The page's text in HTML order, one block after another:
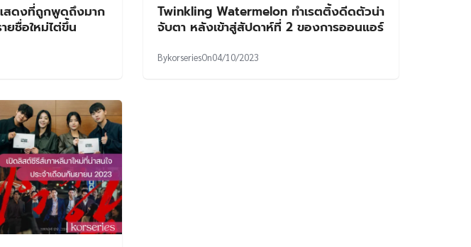
สดงที่ถูกพูดถึงมาก
ชื่อใหม่ไต่ขึ้น
Twinkling Watermelon ทำเรตติ้งดีดตัวน่า
จับตา หลังเข้าสู่สัปดาห์ที่ 2 ของการออนแอร์
BykorseriesOn04/10/2023